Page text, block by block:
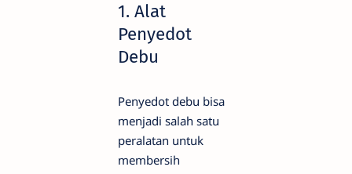
1. Alat
Penyedot
Debu
Penyedot debu bisa
menjadi salah satu
peralatan untuk
membersih